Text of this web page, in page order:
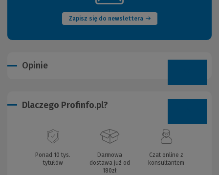
Zapisz się do newslettera
okno)
Opinie
Dlaczego Profinfo.pl?
Ponad 10 tys.
tytułów
Darmowa
dostawa już od
180zł
Czat online z
konsultantem